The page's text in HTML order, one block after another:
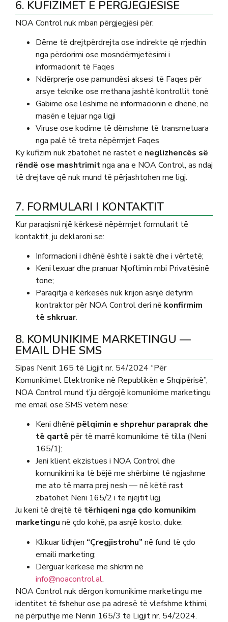
6. KUFIZIMET E PËRGJEGJËSISË
NOA Control nuk mban përgjegjësi për:
Dëme të drejtpërdrejta ose indirekte që rrjedhin
nga përdorimi ose mosndërmjetësimi i
informacionit të Faqes
Ndërprerje ose pamundësi aksesi të Faqes për
arsye teknike ose rrethana jashtë kontrollit tonë
Gabime ose lëshime në informacionin e dhënë, në
masën e lejuar nga ligji
Viruse ose kodime të dëmshme të transmetuara
nga palë të treta nëpërmjet Faqes
Ky kufizim nuk zbatohet në rastet e neglizhencës së
rëndë ose mashtrimitnga ana e NOA Control, as ndaj
të drejtave që nuk mund të përjashtohen me ligj.
7. FORMULARI I KONTAKTIT
Kur paraqisni një kërkesë nëpërmjet formularit të
kontaktit, ju deklaroni se:
Informacioni i dhënë është i saktë dhe i vërtetë;
Keni lexuar dhe pranuar Njoftimin mbi Privatësinë
tone;
Paraqitja e kërkesës nuk krijon asnjë detyrim
kontraktor për NOA Control deri në konfirmim
të shkruar.
8. KOMUNIKIME MARKETINGU —
EMAIL DHE SMS
Sipas Nenit 165 të Ligjit nr. 54/2024 “Për
Komunikimet Elektronike në Republikën e Shqipërisë”,
NOA Control mund t’ju dërgojë komunikime marketingu
me email ose SMS vetëm nëse:
Keni dhënë pëlqimin e shprehur paraprak dhe
të qartë për të marrë komunikime të tilla (Neni
165/1);
Jeni klient ekzistues i NOA Control dhe
komunikimi ka të bëjë me shërbime të ngjashme
me ato të marra prej nesh — në këtë rast
zbatohet Neni 165/2 i të njëjtit ligj.
Ju keni të drejtë të tërhiqeni nga çdo komunikim
marketingu në çdo kohë, pa asnjë kosto, duke:
Klikuar lidhjen “Çregjistrohu” në fund të çdo
emaili marketing;
Dërguar kërkesë me shkrim në
info@noacontrol.al.
NOA Control nuk dërgon komunikime marketingu me
identitet të fshehur ose pa adresë të vlefshme kthimi,
në përputhje me Nenin 165/3 të Ligjit nr. 54/2024.